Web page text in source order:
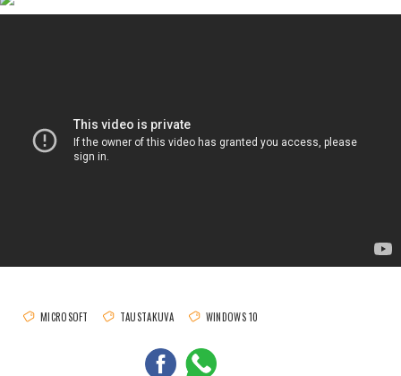
MICROSOFT TAUSTAKUVA WINDOWS 10